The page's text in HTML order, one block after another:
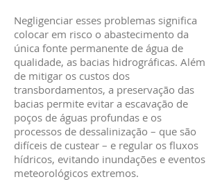
Negligenciar esses problemas significa
colocar em risco o abastecimento da
única fonte permanente de água de
qualidade, as bacias hidrográficas. Além
de mitigar os custos dos
transbordamentos, a preservação das
bacias permite evitar a escavação de
poços de águas profundas e os
processos de dessalinização – que são
difíceis de custear – e regular os fluxos
hídricos, evitando inundações e eventos
meteorológicos extremos.